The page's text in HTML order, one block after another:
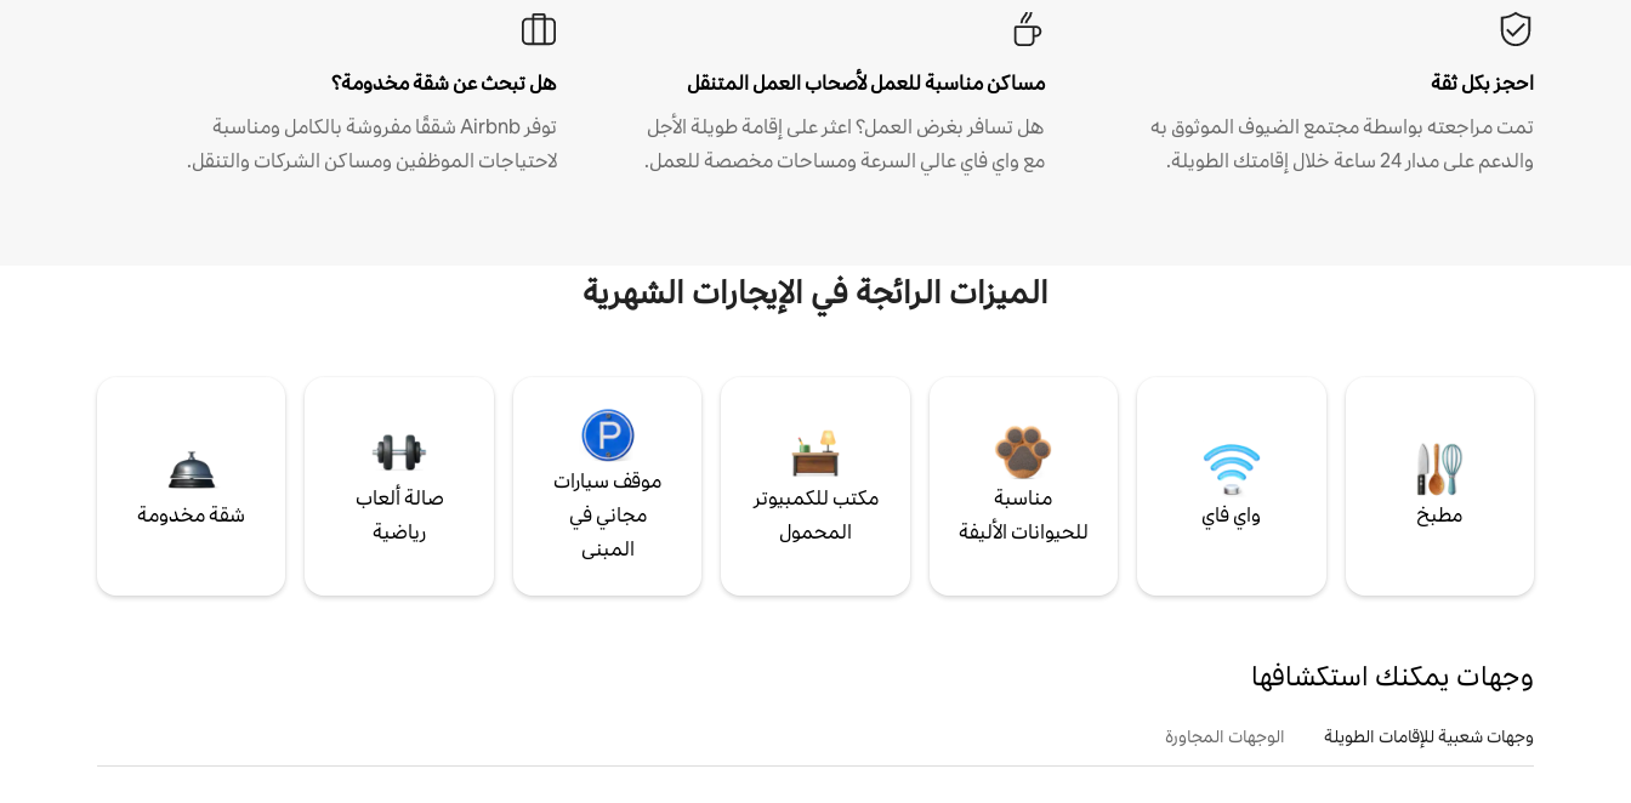
احجز بكل ثقة
تمت مراجعته بواسطة مجتمع الضيوف الموثوق به
والدعم على مدار 24 ساعة خلال إقامتك الطويلة.
مساكن مناسبة للعمل لأصحاب العمل المتنقل
هل تسافر بغرض العمل؟ اعثر على إقامة طويلة الأجل
مع واي فاي عالي السرعة ومساحات مخصصة للعمل.
هل تبحث عن شقة مخدومة؟
توفر Airbnb شققًا مفروشة بالكامل ومناسبة
لاحتياجات الموظفين ومساكن الشركات والتنقل.
الميزات الرائجة في الإيجارات الشهرية
مطبخ واي فاي
مناسبة
للحيوانات الأليفة
مكتب للكمبيوتر
المحمول
موقف سيارات
مجاني في
المبنى
صالة ألعاب
رياضية
شقة مخدومة
وجهات يمكنك استكشافها
وجهات شعبية للإقامات الطويلة الوجهات المجاورة